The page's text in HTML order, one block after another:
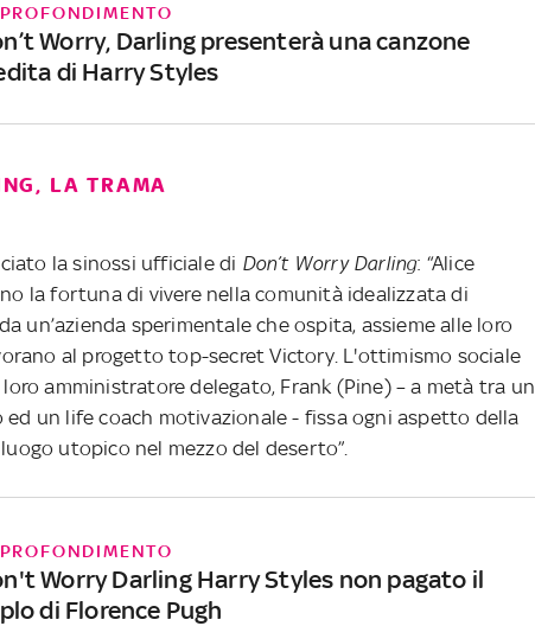
Worry, Darling presenterà una canzone
di Harry Styles
LA TRAMA
la sinossi ufficiale di Don’t Worry Darling: “Alice
la fortuna di vivere nella comunità idealizzata di
un’azienda sperimentale che ospita, assieme alle loro
al progetto top-secret Victory. L'ottimismo sociale
amministratore delegato, Frank (Pine) – a metà tra un
ed un life coach motivazionale - fissa ogni aspetto della
utopico nel mezzo del deserto”.
Worry Darling Harry Styles non pagato il
di Florence Pugh